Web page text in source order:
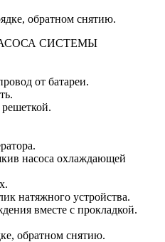
обратном снятию.
СИСТЕМЫ
от батареи.
насоса охлаждающей
натяжного устройства.
вместе с прокладкой.
обратном снятию.